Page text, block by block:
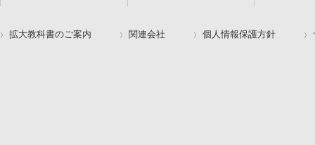
拡大教科書のご案内 関連会社 個人情報保護方針